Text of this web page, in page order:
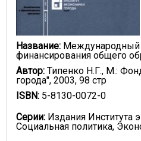
Название: Международный
финансирования общего
Автор: Типенко Н.Г., М.:
города", 2003, 98 стр
ISBN: 5-8130-0072-0
Серии: Издания Института
Социальная политика,